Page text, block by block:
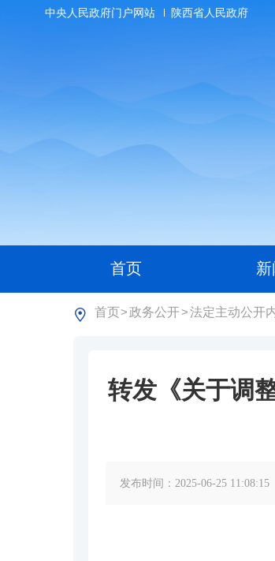
中央人民政府门户网站 陕西省人民政府
首页
首页>政务公开>法定主动公开
转发《关于调
发布时间：2025-06-25 11:08:15